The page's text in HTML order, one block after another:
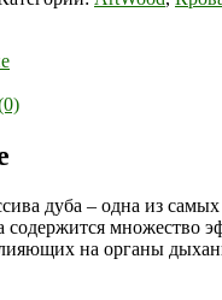
дуба – одна из
содержится множество
на органы